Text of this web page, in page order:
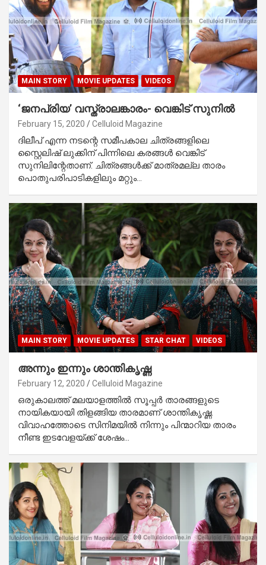
MAIN STORY MOVIE UPDATES VIDEOS
‘ജനപ്രിയ’ വസ്ത്രാലങ്കാരം- വെങ്കിട് സുനില്‍
February 15, 2020 Celluloid Magazine
ദിലീപ് എന്ന നടന്റെ സമീപകാല ചിത്രങ്ങളിലെ
സ്റ്റൈലിഷ് ലുക്കിന് പിന്നിലെ കരങ്ങള്‍ വെങ്കിട്
സുനിലിന്റേതാണ്. ചിത്രങ്ങള്‍ക്ക് മാത്രമല്ല താരം
പൊതുപരിപാടികളിലും മറ്റും…
MAIN STORY MOVIE UPDATES STAR CHAT VIDEOS
അന്നും ഇന്നും ശാന്തികൃഷ്ണ
February 12, 2020 Celluloid Magazine
ഒരുകാലത്ത് മലയാളത്തില്‍ സൂപ്പര്‍ താരങ്ങളുടെ
നായികയായി തിളങ്ങിയ താരമാണ് ശാന്തികൃഷ്ണ.
വിവാഹത്തോടെ സിനിമയില്‍ നിന്നും പിന്മാറിയ താരം
നീണ്ട ഇടവേളയ്ക്ക് ശേഷം…